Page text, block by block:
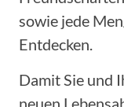
sowie jede
Entdecken.
Damit Sie und
neuen